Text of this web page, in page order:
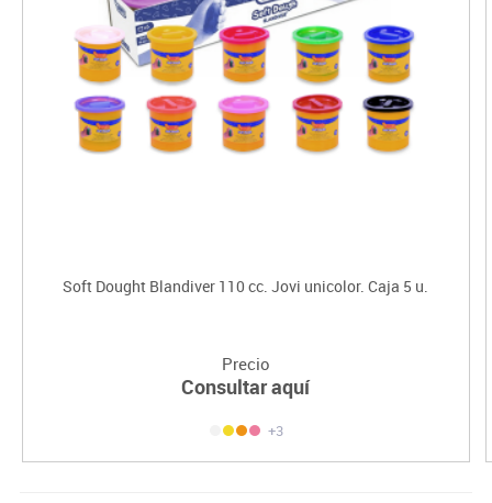
Soft Dought Blandiver 110 cc. Jovi unicolor. Caja 5 u.
Precio
Consultar aquí
+3